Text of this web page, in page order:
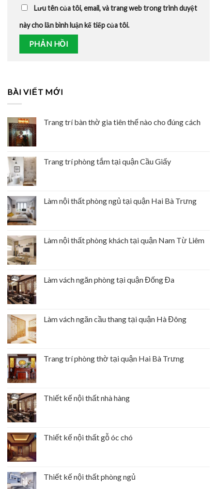
BÀI VIẾT MỚI
Trang trí bàn thờ gia tiên thế nào cho đúng cách
Trang trí phòng tắm tại quận Cầu Giấy
Làm nội thất phòng ngủ tại quận Hai Bà Trưng
Làm nội thất phòng khách tại quận Nam Từ Liêm
Làm vách ngăn phòng tại quận Đống Đa
Làm vách ngăn cầu thang tại quận Hà Đông
Trang trí phòng thờ tại quận Hai Bà Trưng
Thiết kế nội thất nhà hàng
Thiết kế nội thất gỗ óc chó
Thiết kế nội thất phòng ngủ
Lưu tên của tôi, email, và trang web trong trình duyệt
này cho lần bình luận kế tiếp của tôi.